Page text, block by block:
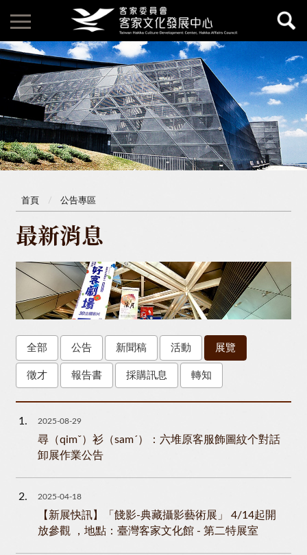
首頁 公告專區
最新消息
全部 公告 新聞稿 活動 展覽
徵才 報告書 採購訊息 轉知
1 2025-08-29
尋（qimˇ）衫（samˊ）：六堆原客服飾圖紋个對話
卸展作業公告
2 2025-04-18
【新展快訊】「餞影-典藏攝影藝術展」 4/14起開
放參觀 ，地點：臺灣客家文化館 - 第二特展室